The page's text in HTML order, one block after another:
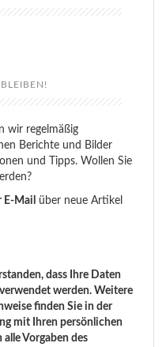
wir regelmäßig
Berichte und Bilder
und Tipps. Wollen Sie
E-Mail
über neue Artikel
dass Ihre Daten
werden. Weitere
finden Sie in der
mit Ihren persönlichen
Vorgaben des